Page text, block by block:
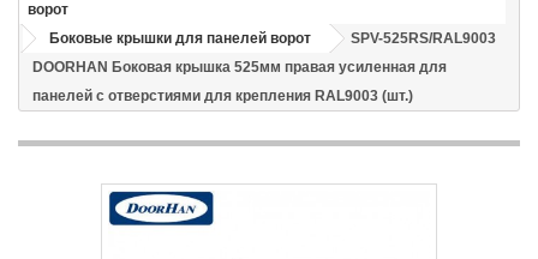
ворот
Боковые крышки для панелей ворот
SPV-525RS/RAL9003
DOORHAN Боковая крышка 525мм правая усиленная для
панелей с отверстиями для крепления RAL9003 (шт.)
Время доставки: стоимость доставки по тарифам СДЭК
оплачивается при получении
Способ оплаты*